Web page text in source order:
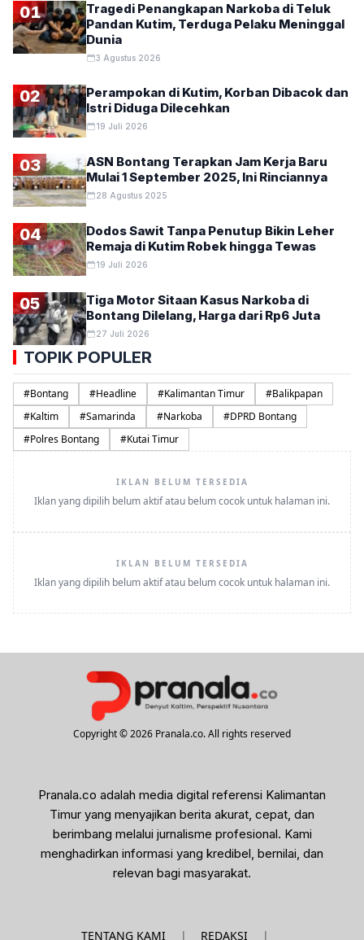
01
Tragedi Penangkapan Narkoba di Teluk
Pandan Kutim, Terduga Pelaku Meninggal
Dunia
3 Agustus 2026
02
Perampokan di Kutim, Korban Dibacok dan
Istri Diduga Dilecehkan
19 Juli 2026
03
ASN Bontang Terapkan Jam Kerja Baru
Mulai 1 September 2025, Ini Rinciannya
28 Agustus 2025
04
Dodos Sawit Tanpa Penutup Bikin Leher
Remaja di Kutim Robek hingga Tewas
19 Juli 2026
05
Tiga Motor Sitaan Kasus Narkoba di
Bontang Dilelang, Harga dari Rp6 Juta
27 Juli 2026
TOPIK POPULER
#Bontang #Headline #Kalimantan Timur #Balikpapan
#Kaltim #Samarinda #Narkoba #DPRD Bontang
#Polres Bontang #Kutai Timur
IKLAN BELUM TERSEDIA
Iklan yang dipilih belum aktif atau belum cocok untuk halaman ini.
IKLAN BELUM TERSEDIA
Iklan yang dipilih belum aktif atau belum cocok untuk halaman ini.
Copyright © 2026 Pranala.co. All rights reserved
Pranala.co adalah media digital referensi Kalimantan
Timur yang menyajikan berita akurat, cepat, dan
berimbang melalui jurnalisme profesional. Kami
menghadirkan informasi yang kredibel, bernilai, dan
relevan bagi masyarakat.
TENTANG KAMI | REDAKSI |